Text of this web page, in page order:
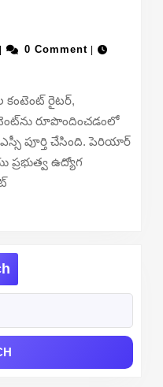
Undati
| 0 Comment |
రైటర్,
రూపొందించడంలో
పూర్తి చేసింది. పెరియార్
ప్రభుత్వ ఉద్యోగ